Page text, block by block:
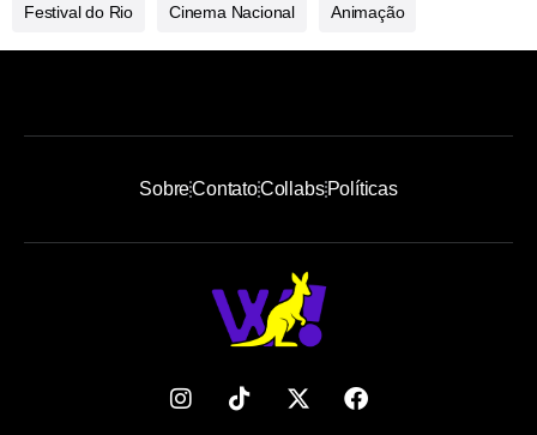
Festival do Rio Cinema Nacional Animação
SobreContatoCollabsPolíticas